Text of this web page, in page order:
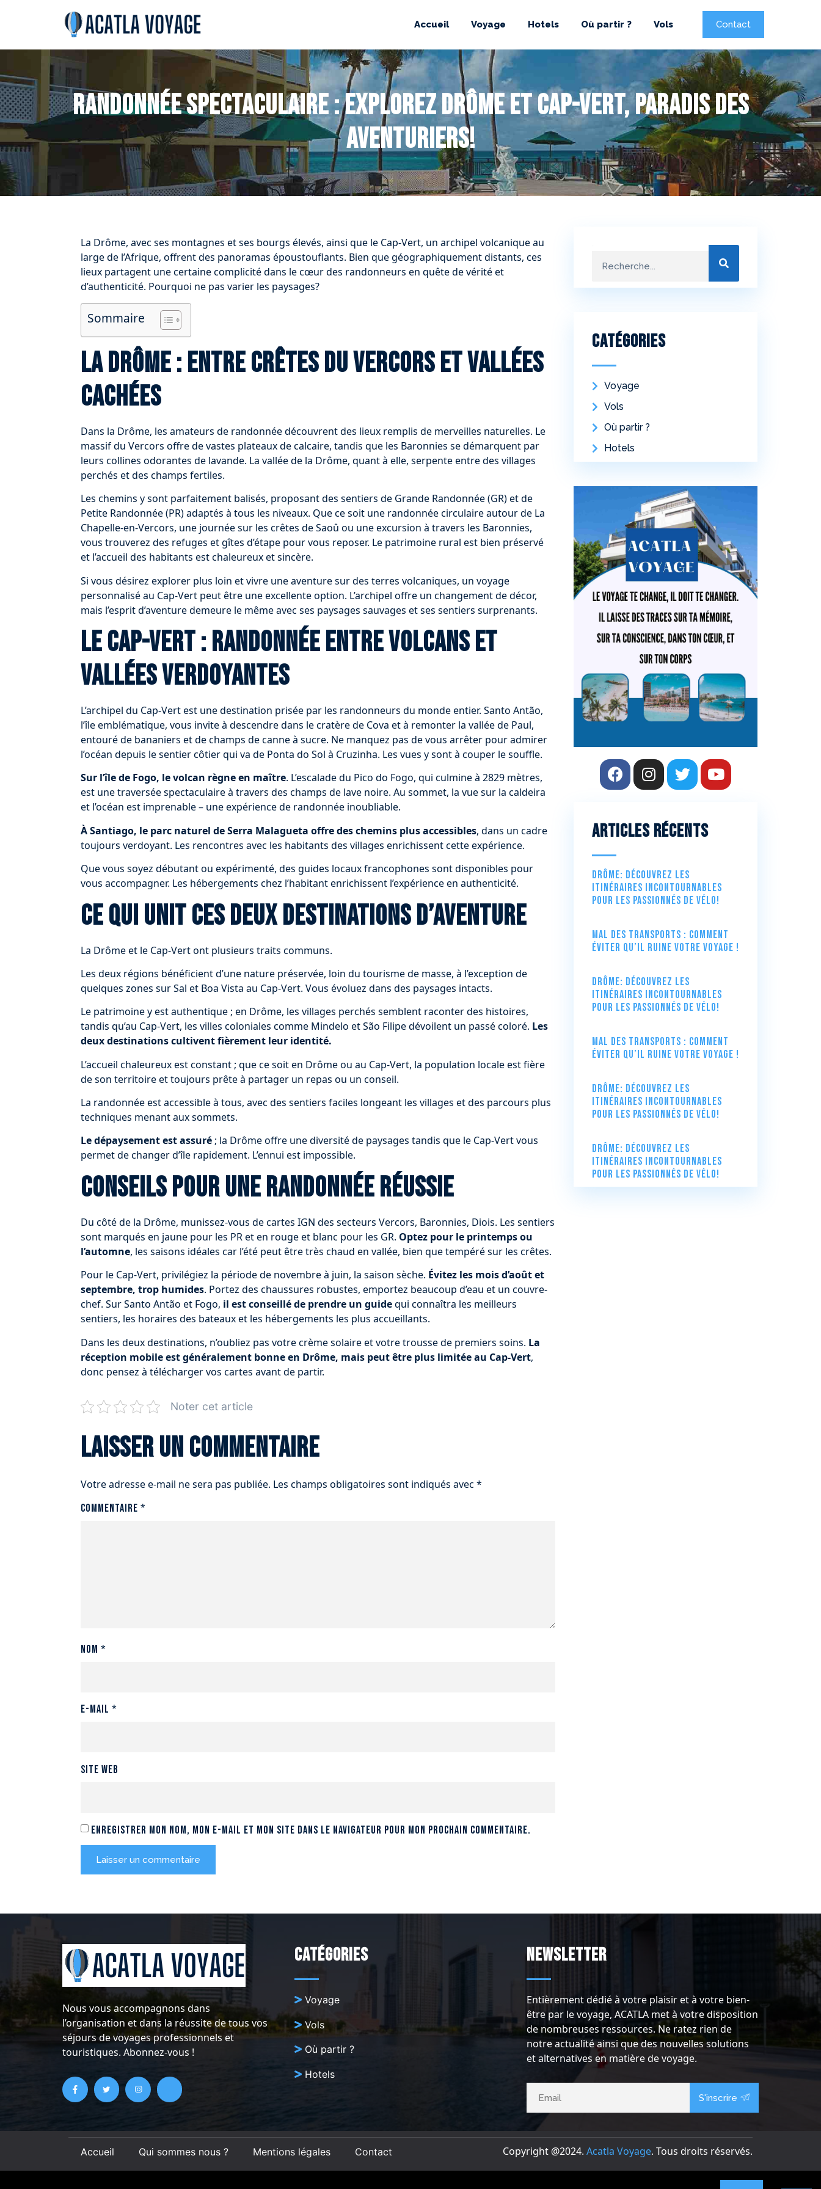
Accueil Voyage Hotels Où partir ? Vols Contact
Randonnée spectaculaire : Explorez Drôme et Cap-Vert, paradis des
aventuriers!
La Drôme, avec ses montagnes et ses bourgs élevés, ainsi que le Cap-Vert, un archipel volcanique au
large de l’Afrique, offrent des panoramas époustouflants. Bien que géographiquement distants, ces
lieux partagent une certaine complicité dans le cœur des randonneurs en quête de vérité et
d’authenticité. Pourquoi ne pas varier les paysages?
Sommaire
La Drôme : entre crêtes du Vercors et vallées
cachées
Dans la Drôme, les amateurs de randonnée découvrent des lieux remplis de merveilles naturelles. Le
massif du Vercors offre de vastes plateaux de calcaire, tandis que les Baronnies se démarquent par
leurs collines odorantes de lavande. La vallée de la Drôme, quant à elle, serpente entre des villages
perchés et des champs fertiles.
Les chemins y sont parfaitement balisés, proposant des sentiers de Grande Randonnée (GR) et de
Petite Randonnée (PR) adaptés à tous les niveaux. Que ce soit une randonnée circulaire autour de La
Chapelle-en-Vercors, une journée sur les crêtes de Saoû ou une excursion à travers les Baronnies,
vous trouverez des refuges et gîtes d’étape pour vous reposer. Le patrimoine rural est bien préservé
et l’accueil des habitants est chaleureux et sincère.
Si vous désirez explorer plus loin et vivre une aventure sur des terres volcaniques, un voyage
personnalisé au Cap-Vert peut être une excellente option. L’archipel offre un changement de décor,
mais l’esprit d’aventure demeure le même avec ses paysages sauvages et ses sentiers surprenants.
Le Cap-Vert : randonnée entre volcans et
vallées verdoyantes
L’archipel du Cap-Vert est une destination prisée par les randonneurs du monde entier. Santo Antão,
l’île emblématique, vous invite à descendre dans le cratère de Cova et à remonter la vallée de Paul,
entouré de bananiers et de champs de canne à sucre. Ne manquez pas de vous arrêter pour admirer
l’océan depuis le sentier côtier qui va de Ponta do Sol à Cruzinha. Les vues y sont à couper le souffle.
Sur l’île de Fogo, le volcan règne en maître. L’escalade du Pico do Fogo, qui culmine à 2829 mètres,
est une traversée spectaculaire à travers des champs de lave noire. Au sommet, la vue sur la caldeira
et l’océan est imprenable – une expérience de randonnée inoubliable.
À Santiago, le parc naturel de Serra Malagueta offre des chemins plus accessibles, dans un cadre
toujours verdoyant. Les rencontres avec les habitants des villages enrichissent cette expérience.
Que vous soyez débutant ou expérimenté, des guides locaux francophones sont disponibles pour
vous accompagner. Les hébergements chez l’habitant enrichissent l’expérience en authenticité.
Ce qui unit ces deux destinations d’aventure
La Drôme et le Cap-Vert ont plusieurs traits communs.
Les deux régions bénéficient d’une nature préservée, loin du tourisme de masse, à l’exception de
quelques zones sur Sal et Boa Vista au Cap-Vert. Vous évoluez dans des paysages intacts.
Le patrimoine y est authentique ; en Drôme, les villages perchés semblent raconter des histoires,
tandis qu’au Cap-Vert, les villes coloniales comme Mindelo et São Filipe dévoilent un passé coloré. Les
deux destinations cultivent fièrement leur identité.
L’accueil chaleureux est constant ; que ce soit en Drôme ou au Cap-Vert, la population locale est fière
de son territoire et toujours prête à partager un repas ou un conseil.
La randonnée est accessible à tous, avec des sentiers faciles longeant les villages et des parcours plus
techniques menant aux sommets.
Le dépaysement est assuré; la Drôme offre une diversité de paysages tandis que le Cap-Vert vous
permet de changer d’île rapidement. L’ennui est impossible.
Conseils pour une randonnée réussie
Du côté de la Drôme, munissez-vous de cartes IGN des secteurs Vercors, Baronnies, Diois. Les sentiers
sont marqués en jaune pour les PR et en rouge et blanc pour les GR. Optez pour le printemps ou
l’automne, les saisons idéales car l’été peut être très chaud en vallée, bien que tempéré sur les crêtes.
Pour le Cap-Vert, privilégiez la période de novembre à juin, la saison sèche. Évitez les mois d’août et
septembre, trop humides. Portez des chaussures robustes, emportez beaucoup d’eau et un couvre-
chef. Sur Santo Antão et Fogo, il est conseillé de prendre un guidequi connaîtra les meilleurs
sentiers, les horaires des bateaux et les hébergements les plus accueillants.
Dans les deux destinations, n’oubliez pas votre crème solaire et votre trousse de premiers soins. La
réception mobile est généralement bonne en Drôme, mais peut être plus limitée au Cap-Vert,
donc pensez à télécharger vos cartes avant de partir.
Noter cet article
Laisser un commentaire
Votre adresse e-mail ne sera pas publiée. Les champs obligatoires sont indiqués avec *
Commentaire *
Nom *
E-mail *
Site web
Enregistrer mon nom, mon e-mail et mon site dans le navigateur pour mon prochain commentaire.
Catégories
Voyage
Vols
Où partir ?
Hotels
Articles récents
Drôme: Découvrez les
itinéraires incontournables
pour les passionnés de vélo!
Mal des transports : comment
éviter qu’il ruine votre voyage !
Drôme: Découvrez les
itinéraires incontournables
pour les passionnés de vélo!
Mal des transports : comment
éviter qu’il ruine votre voyage !
Drôme: Découvrez les
itinéraires incontournables
pour les passionnés de vélo!
Drôme: Découvrez les
itinéraires incontournables
pour les passionnés de vélo!
Nous vous accompagnons dans
l’organisation et dans la réussite de tous vos
séjours de voyages professionnels et
touristiques. Abonnez-vous !
Catégories
Voyage
Vols
Où partir ?
Hotels
Newsletter
Entièrement dédié à votre plaisir et à votre bien-
être par le voyage, ACATLA met à votre disposition
de nombreuses ressources. Ne ratez rien de
notre actualité ainsi que des nouvelles solutions
et alternatives en matière de voyage.
S'inscrire
Accueil Qui sommes nous ? Mentions légales Contact Copyright @2024. Acatla Voyage. Tous droits réservés.